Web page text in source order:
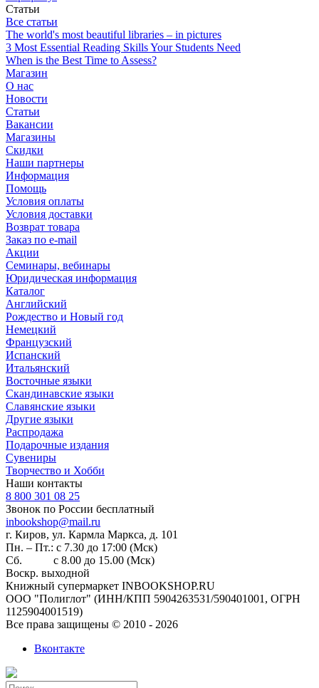
Статьи
Все статьи
The world's most beautiful libraries – in pictures
3 Most Essential Reading Skills Your Students Need
When is the Best Time to Assess?
Магазин
О нас
Новости
Статьи
Вакансии
Магазины
Скидки
Наши партнеры
Информация
Помощь
Условия оплаты
Условия доставки
Возврат товара
Заказ по e-mail
Акции
Семинары, вебинары
Юридическая информация
Каталог
Английский
Рождество и Новый год
Немецкий
Французский
Испанский
Итальянский
Восточные языки
Скандинавские языки
Славянские языки
Другие языки
Распродажа
Подарочные издания
Сувениры
Творчество и Хобби
Наши контакты
8 800 301 08 25
Звонок по России бесплатный
inbookshop@mail.ru
г. Киров, ул. Кармла Маркса, д. 101
Пн. – Пт.: с 7.30 до 17:00 (Мск)
Сб. с 8.00 до 15.00 (Мск)
Воскр. выходной
Книжный супермаркет INBOOKSHOP.RU
ООО "Полиглот" (ИНН/КПП 5904263531/590401001, ОГРН
1125904001519)
Все права защищены © 2010 - 2026
Вконтакте